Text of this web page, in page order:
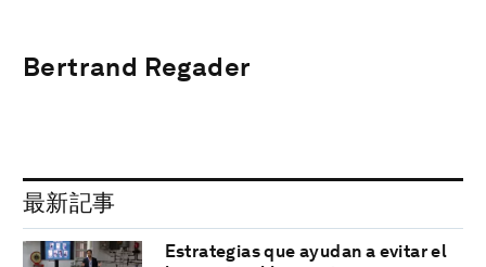
Bertrand Regader
最新記事
Estrategias que ayudan a evitar el